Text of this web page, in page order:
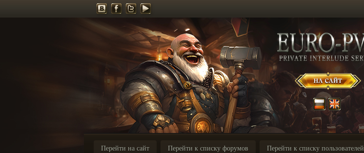
Перейти на сайт Перейти к списку форумов Перейти к списку пользователей